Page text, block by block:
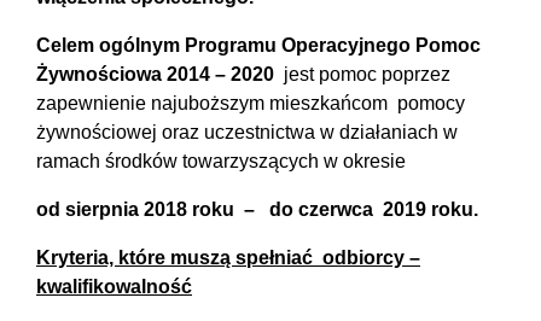
Celem ogólnym Programu Operacyjnego Pomoc
Żywnościowa 2014 – 2020 jest pomoc poprzez
zapewnienie najuboższym mieszkańcom pomocy
żywnościowej oraz uczestnictwa w działaniach w
ramach środków towarzyszących w okresie
od sierpnia 2018 roku – do czerwca 2019 roku.
Kryteria, które muszą spełniać odbiorcy –
kwalifikowalność